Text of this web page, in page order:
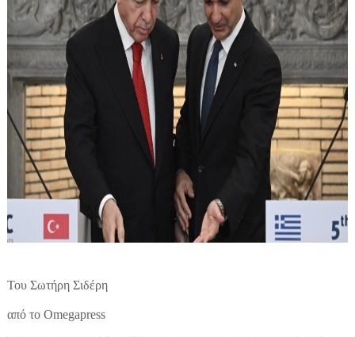
Του Σωτήρη Σιδέρη
από το Omegapress